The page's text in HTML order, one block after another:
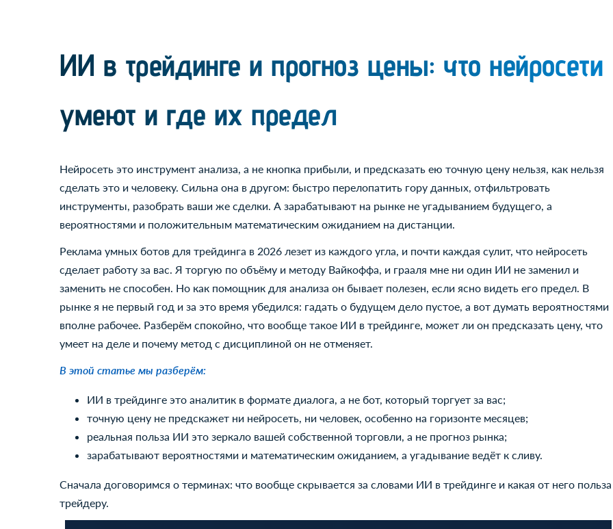
ИИ в трейдинге и прогноз цены: что нейросети
умеют и где их предел
Нейросеть это инструмент анализа, а не кнопка прибыли, и предсказать ею точную цену нельзя, как нельзя
сделать это и человеку. Сильна она в другом: быстро перелопатить гору данных, отфильтровать
инструменты, разобрать ваши же сделки. А зарабатывают на рынке не угадыванием будущего, а
вероятностями и положительным математическим ожиданием на дистанции.
Реклама умных ботов для трейдинга в 2026 лезет из каждого угла, и почти каждая сулит, что нейросеть
сделает работу за вас. Я торгую по объёму и методу Вайкоффа, и грааля мне ни один ИИ не заменил и
заменить не способен. Но как помощник для анализа он бывает полезен, если ясно видеть его предел. В
рынке я не первый год и за это время убедился: гадать о будущем дело пустое, а вот думать вероятностями
вполне рабочее. Разберём спокойно, что вообще такое ИИ в трейдинге, может ли он предсказать цену, что
умеет на деле и почему метод с дисциплиной он не отменяет.
В этой статье мы разберём:
ИИ в трейдинге это аналитик в формате диалога, а не бот, который торгует за вас;
точную цену не предскажет ни нейросеть, ни человек, особенно на горизонте месяцев;
реальная польза ИИ это зеркало вашей собственной торговли, а не прогноз рынка;
зарабатывают вероятностями и математическим ожиданием, а угадывание ведёт к сливу.
Сначала договоримся о терминах: что вообще скрывается за словами ИИ в трейдинге и какая от него польза
трейдеру.